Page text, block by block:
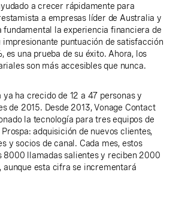
a crecer rápidamente para
a empresas líder de Australia y
fundamental la experiencia financiera de
impresionante puntuación de satisfacción
es una prueba de su éxito. Ahora, los
son más accesibles que nunca.
ya ha crecido de 12 a 47 personas y
de 2015. Desde 2013, Vonage Contact
la tecnología para tres equipos de
adquisición de nuevos clientes,
y socios de canal. Cada mes, estos
8000 llamadas salientes y reciben 2000
aunque esta cifra se incrementará